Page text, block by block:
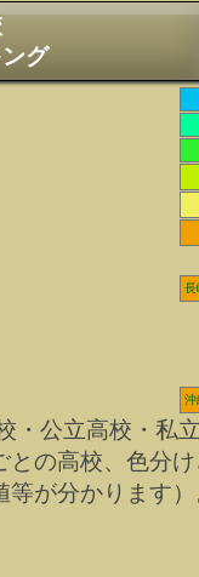
グ
長
沖
公立高校・私
の高校、色分
等が分かります